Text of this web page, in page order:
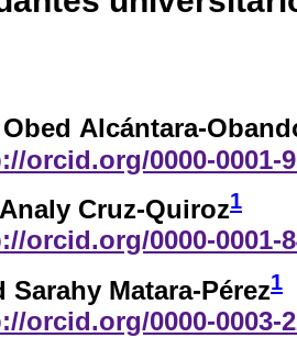
Alcántara-
orcid.org/0000-0001-
Cruz-Quiroz1
orcid.org/0000-0001-
Sarahy Matara-Pérez1
orcid.org/0000-0003-